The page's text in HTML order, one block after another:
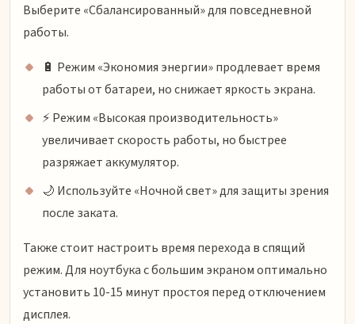
Выберите «Сбалансированный» для повседневной
работы.
🔋 Режим «Экономия энергии» продлевает время
работы от батареи, но снижает яркость экрана.
⚡ Режим «Высокая производительность»
увеличивает скорость работы, но быстрее
разряжает аккумулятор.
🌙 Используйте «Ночной свет» для защиты зрения
после заката.
Также стоит настроить время перехода в спящий
режим. Для ноутбука с большим экраном оптимально
установить 10-15 минут простоя перед отключением
дисплея.